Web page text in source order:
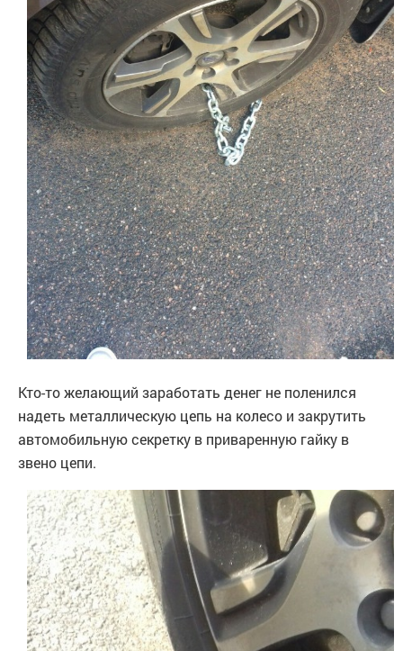
Кто-то желающий заработать денег не поленился
надеть металлическую цепь на колесо и закрутить
автомобильную секретку в приваренную гайку в
звено цепи.